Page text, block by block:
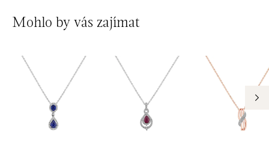
Mohlo by vás zajímat